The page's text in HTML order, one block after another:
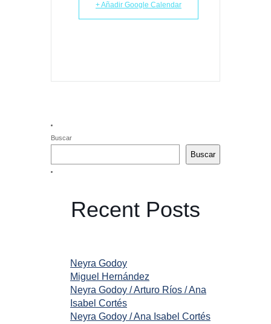
+ Añadir Google Calendar
Buscar
Buscar
Recent Posts
Neyra Godoy
Miguel Hernández
Neyra Godoy / Arturo Ríos / Ana
Isabel Cortés
Neyra Godoy / Ana Isabel Cortés